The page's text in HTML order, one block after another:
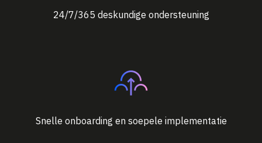
24/7/365 deskundige ondersteuning
Snelle onboarding en soepele implementatie